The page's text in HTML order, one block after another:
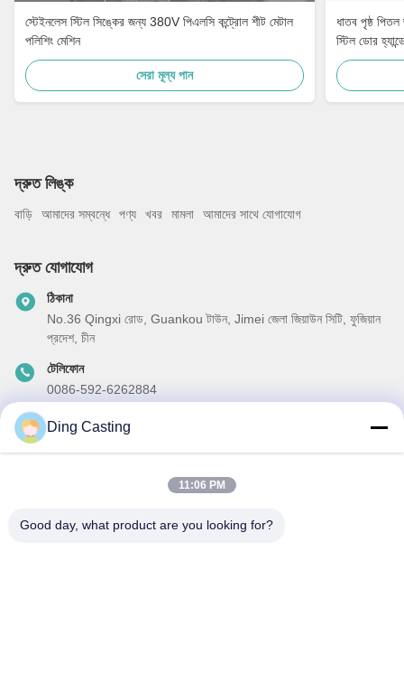
স্টেইনলেস স্টিল সিঙ্কের জন্য 380V পিএলসি কন্ট্রোল শীট মেটাল
পলিশিং মেশিন
সেরা মূল্য পান
ধাতব পৃষ্ঠ
স্টিল ডোর
দ্রুত লিঙ্ক
বাড়ি আমাদের সম্বন্ধে পণ্য খবর মামলা আমাদের সাথে যোগাযোগ
দ্রুত যোগাযোগ
ঠিকানা
No.36 Qingxi রোড, Guankou টাউন, Jimei জেলা জিয়াউন সিটি, ফুজিয়ান
প্রদেশ, চীন
টেলিফোন
0086-592-6262884
ই-মেইল
আমাদের নিউজলেটার
Ding Casting
11:06 PM
Good day, what product are you looking for?